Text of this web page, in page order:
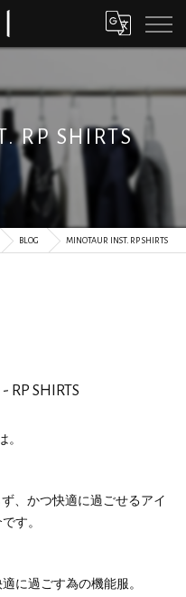
RP SHIRTS
BLOG MINOTAUR INST. RP SHIRTS
RP SHIRTS
。
、かつ快適に過ごせるアイ
す。
に過ごす為の機能服。